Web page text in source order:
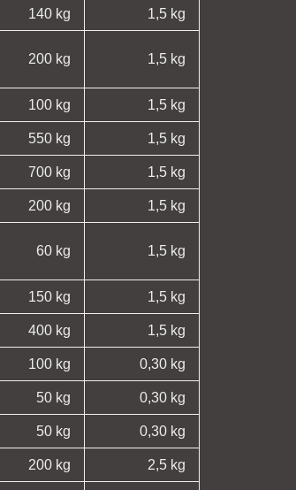
140 kg 1,5 kg
200 kg 1,5 kg
100 kg 1,5 kg
550 kg 1,5 kg
700 kg 1,5 kg
200 kg 1,5 kg
60 kg 1,5 kg
150 kg 1,5 kg
400 kg 1,5 kg
100 kg 0,30 kg
50 kg 0,30 kg
50 kg 0,30 kg
200 kg 2,5 kg